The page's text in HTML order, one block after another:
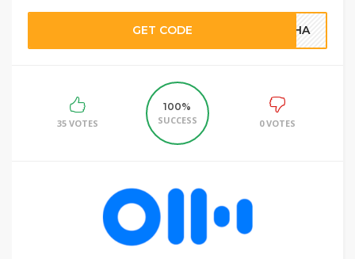
GET CODE 8YHA
35 VOTES
100%
SUCCESS
0 VOTES